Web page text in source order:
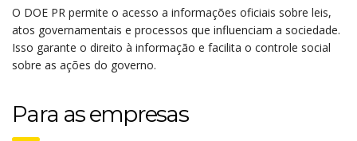
O DOE PR permite o acesso a informações oficiais sobre leis,
atos governamentais e processos que influenciam a sociedade.
Isso garante o direito à informação e facilita o controle social
sobre as ações do governo.
Para as empresas